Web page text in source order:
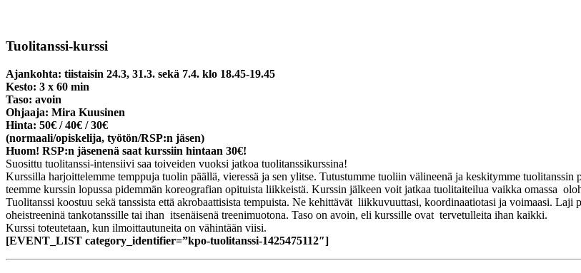
Tuolitanssi-kurssi
Ajankohta: tiistaisin 24.3, 31.3. sekä 7.4. klo 18.45-19.45
Kesto: 3 x 60 min
Taso: avoin
Ohjaaja: Mira Kuusinen
Hinta: 50€ / 40€ / 30€
(normaali/opiskelija, työtön/RSP:n jäsen)
Huom! RSP:n jäsenenä saat kurssiin hintaan 30€!
Suosittu tuolitanssi-intensiivi saa toiveiden vuoksi jatkoa tuolitanssikurssina!
Kurssilla harjoittelemme temppuja tuolin päällä, vieressä ja sen ylitse. Tutustumme tuoliin välineenä ja keskitymme
teemme kurssin lopussa pidemmän koreografian opituista liikkeistä. Kurssin jälkeen voit jatkaa tuolitaiteilua vaikka omassa
Tuolitanssi koostuu sekä tanssista että akrobaattisista tempuista. Ne kehittävät liikkuvuuttasi, koordinaatiotasi ja voimaasi.
oheistreeninä tankotanssille tai ihan itsenäisenä treenimuotona. Taso on avoin, eli kurssille ovat tervetulleita ihan kaikki.
Kurssi toteutetaan, kun ilmoittautuneita on vähintään viisi.
[EVENT_LIST category_identifier=”kpo-tuolitanssi-1425475112″]